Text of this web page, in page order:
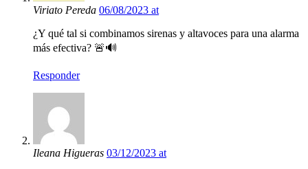
Viriato Pereda 06/08/2023 at
¿Y qué tal si combinamos sirenas y altavoces para una alarma
más efectiva? 🚨🔊
Responder
Ileana Higueras 03/12/2023 at